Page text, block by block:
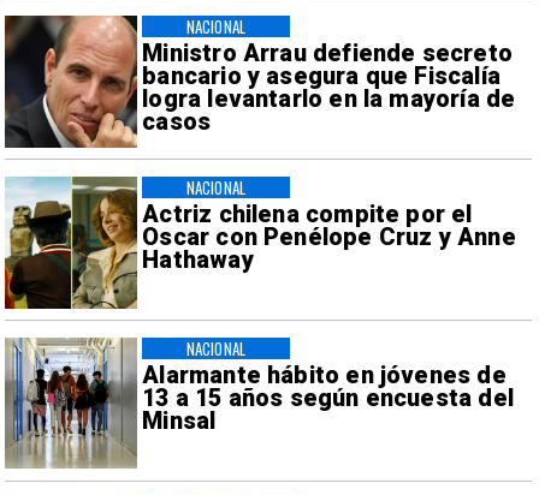
Ministro Arrau defiende secreto
bancario y asegura que Fiscalía
logra levantarlo en la mayoría de
casos
NACIONAL
Actriz chilena compite por el
Oscar con Penélope Cruz y Anne
Hathaway
NACIONAL
Alarmante hábito en jóvenes de
13 a 15 años según encuesta del
Minsal
NACIONAL